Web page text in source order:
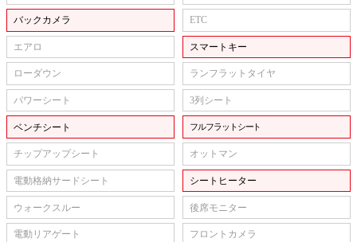
バックカメラ ETC
エアロ スマートキー
ローダウン ランフラットタイヤ
パワーシート 3列シート
ベンチシート フルフラットシート
チップアップシート オットマン
電動格納サードシート シートヒーター
ウォークスルー 後席モニター
電動リアゲート フロントカメラ